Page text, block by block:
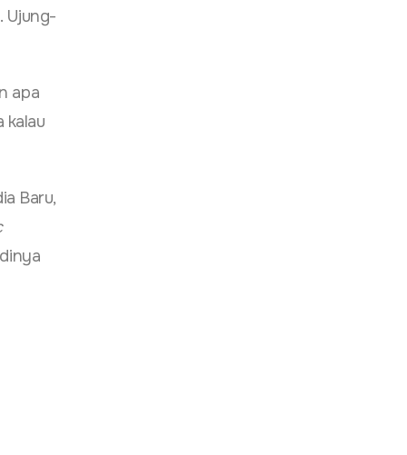
Ujung-
apa
kalau
Baru,